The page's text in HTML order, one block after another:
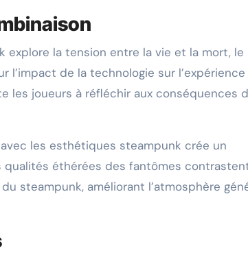
explore la tension entre la vie et la mort, le
l’impact de la technologie sur l’expérience
les joueurs à réfléchir aux conséquences
les esthétiques steampunk crée un
éthérées des fantômes
steampunk, améliorant l’atmosphère